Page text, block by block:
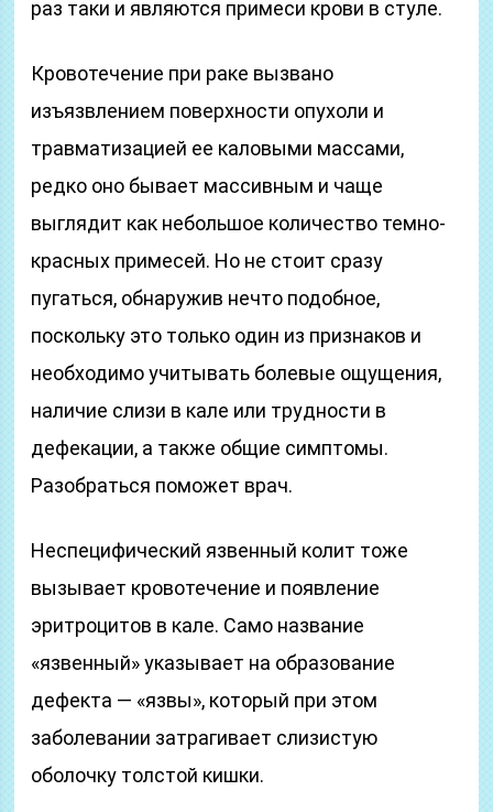
раз таки и являются примеси крови в стуле.
Кровотечение при раке вызвано
изъязвлением поверхности опухоли и
травматизацией ее каловыми массами,
редко оно бывает массивным и чаще
выглядит как небольшое количество темно-
красных примесей. Но не стоит сразу
пугаться, обнаружив нечто подобное,
поскольку это только один из признаков и
необходимо учитывать болевые ощущения,
наличие слизи в кале или трудности в
дефекации, а также общие симптомы.
Разобраться поможет врач.
Неспецифический язвенный колит тоже
вызывает кровотечение и появление
эритроцитов в кале. Само название
«язвенный» указывает на образование
дефекта — «язвы», который при этом
заболевании затрагивает слизистую
оболочку толстой кишки.